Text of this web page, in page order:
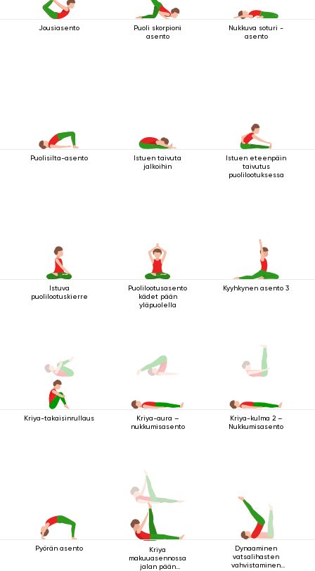
Jousiasento
Puoli skorpioni
asento
Nukkuva soturi -
asento
Puolisilta-asento
Istuen taivuta
jalkoihin
Istuen eteenpäin
taivutus
puolilootuksessa
Istuva
puolilootuskierre
Puolilootusasento
kädet pään
yläpuolella
Kyyhkynen asento 3
Kriya-takaisinrullaus
Kriya-aura –
nukkumisasento
Kriya-kulma 2 –
Nukkumisasento
Pyörän asento
Kriya
makuuasennossa
jalan pään
Dynaaminen
vatsalihasten
vahvistaminen